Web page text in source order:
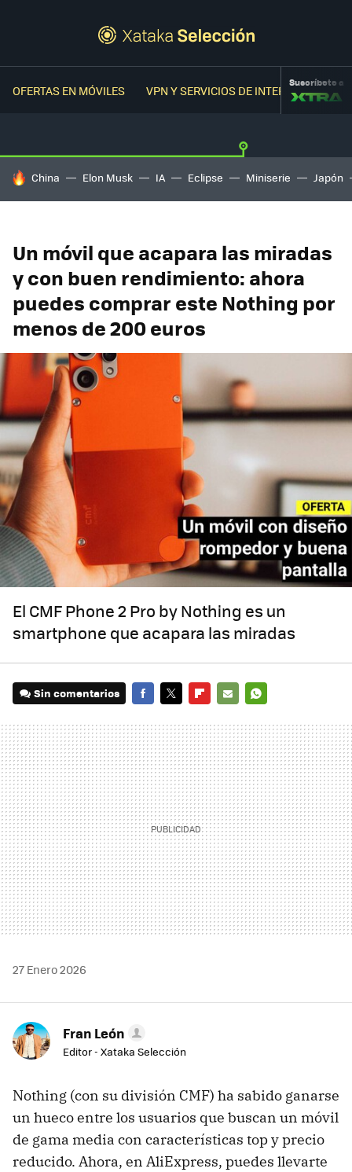
OFERTAS EN MÓVILES VPN Y SERVICIOS DE INTERNETSuscríbete a
HOY SE HABLA DE
China Elon Musk IA Eclipse Miniserie Japón
Un móvil que acapara las miradas
y con buen rendimiento: ahora
puedes comprar este Nothing por
menos de 200 euros
El CMF Phone 2 Pro by Nothing es un
smartphone que acapara las miradas
Sin comentarios
MAIL
27 Enero 2026
Fran León
Editor - Xataka Selección
Nothing (con su división CMF) ha sabido ganarse
un hueco entre los usuarios que buscan un móvil
de gama media con características top y precio
reducido. Ahora, en AliExpress, puedes llevarte